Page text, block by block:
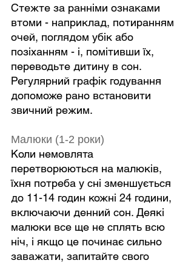
Стежте за ранніми ознаками
втоми - наприклад, потиранням
очей, поглядом убік або
позіханням - і, помітивши їх,
переводьте дитину в сон.
Регулярний графік годування
допоможе рано встановити
звичний режим.
Малюки (1-2 роки)
Коли немовлята
перетворюються на малюків,
їхня потреба у сні зменшується
до 11-14 годин кожні 24 години,
включаючи денний сон. Деякі
малюки все ще не сплять всю
ніч, і якщо це починає сильно
заважати, запитайте свого